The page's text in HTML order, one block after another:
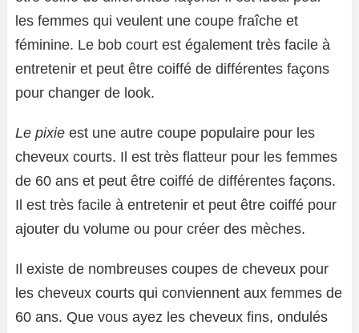
les femmes qui veulent une coupe fraîche et
féminine. Le bob court est également très facile à
entretenir et peut être coiffé de différentes façons
pour changer de look.
Le pixie est une autre coupe populaire pour les
cheveux courts. Il est très flatteur pour les femmes
de 60 ans et peut être coiffé de différentes façons.
Il est très facile à entretenir et peut être coiffé pour
ajouter du volume ou pour créer des mèches.
Il existe de nombreuses coupes de cheveux pour
les cheveux courts qui conviennent aux femmes de
60 ans. Que vous ayez les cheveux fins, ondulés